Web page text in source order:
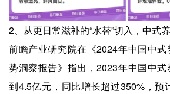
2、从更日常滋补的“水替”切入，中式
前瞻产业研究院在《2024年中国中
势洞察报告》指出，2023年中国中
到4.5亿元，同比增长超过350%，预